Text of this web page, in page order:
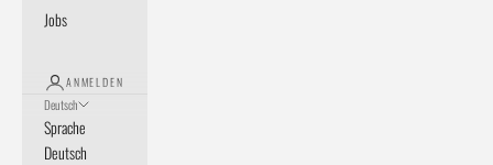
Jobs
ANMELDEN
Deutsch
Sprache
Deutsch